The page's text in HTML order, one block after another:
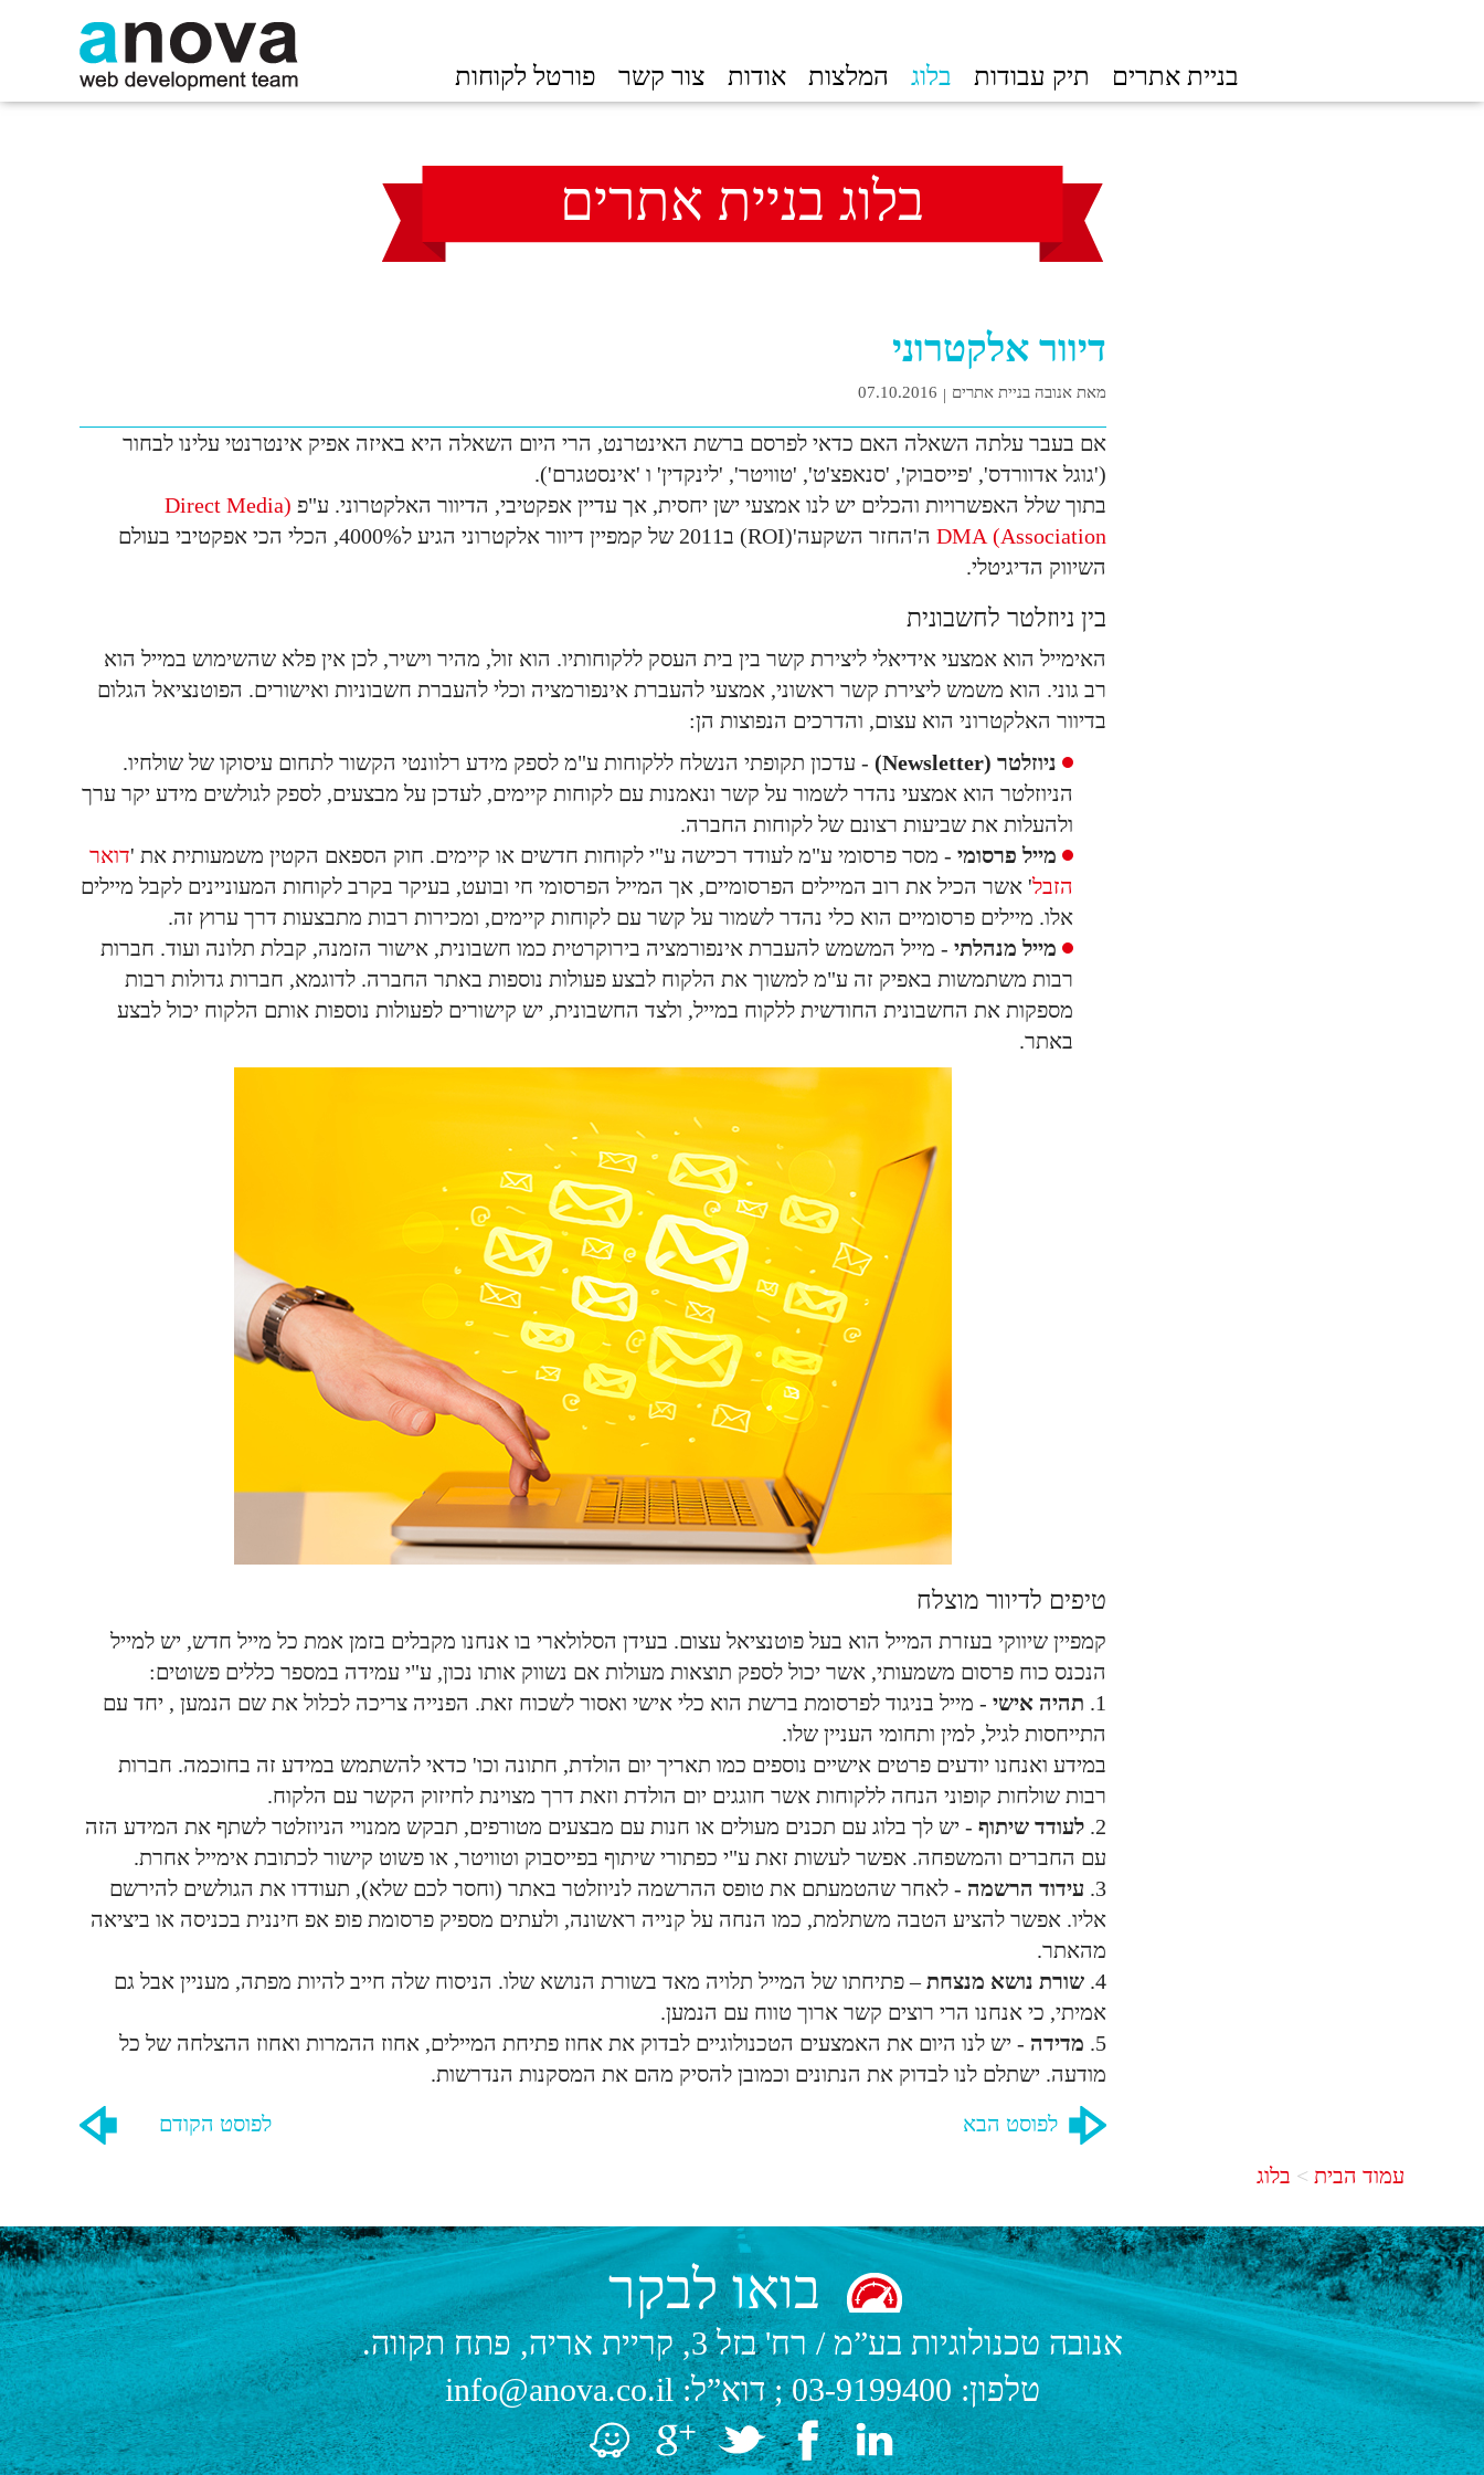
בניית אתרים תיק עבודות בלוג המלצות אודות צור קשר פורטל לקוחות
בלוג בניית אתרים
דיוור אלקטרוני
מאת אנובה בניית אתרים 07.10.2016
אם בעבר עלתה השאלה האם כדאי לפרסם ברשת האינטרנט, הרי היום השאלה היא באיזה אפיק אינטרנטי עלינו לבחור
('גוגל אדוורדס', 'פייסבוק', 'סנאפצ'ט', 'טוויטר', 'לינקדין' ו 'אינסטגרם').
בתוך שלל האפשרויות והכלים יש לנו אמצעי ישן יחסית, אך עדיין אפקטיבי, הדיוור האלקטרוני. ע"פ
(Direct Media
Association) DMA
ה'החזר השקעה'(ROI) ב2011 של קמפיין דיוור אלקטרוני הגיע ל4000%, הכלי הכי אפקטיבי בעולם
השיווק הדיגיטלי.
בין ניוזלטר לחשבונית
האימייל הוא אמצעי אידיאלי ליצירת קשר בין בית העסק ללקוחותיו. הוא זול, מהיר וישיר, לכן אין פלא שהשימוש במייל הוא
רב גוני. הוא משמש ליצירת קשר ראשוני, אמצעי להעברת אינפורמציה וכלי להעברת חשבוניות ואישורים. הפוטנציאל הגלום
בדיוור האלקטרוני הוא עצום, והדרכים הנפוצות הן:
ניוזלטר (Newsletter)
- עדכון תקופתי הנשלח ללקוחות ע"מ לספק מידע רלוונטי הקשור לתחום עיסוקו של שולחיו.
הניוזלטר הוא אמצעי נהדר לשמור על קשר ונאמנות עם לקוחות קיימים, לעדכן על מבצעים, לספק לגולשים מידע יקר ערך
ולהעלות את שביעות רצונם של לקוחות החברה.
מייל פרסומי - מסר פרסומי ע"מ לעודד רכישה ע"י לקוחות חדשים או קיימים. חוק הספאם הקטין משמעותית את 'דואר
הזבל' אשר הכיל את רוב המיילים הפרסומיים, אך המייל הפרסומי חי ובועט, בעיקר בקרב לקוחות המעוניינים לקבל מיילים
אלו. מיילים פרסומיים הוא כלי נהדר לשמור על קשר עם לקוחות קיימים, ומכירות רבות מתבצעות דרך ערוץ זה.
מייל מנהלתי - מייל המשמש להעברת אינפורמציה בירוקרטית כמו חשבונית, אישור הזמנה, קבלת תלונה ועוד. חברות
רבות משתמשות באפיק זה ע"מ למשוך את הלקוח לבצע פעולות נוספות באתר החברה. לדוגמא, חברות גדולות רבות
מספקות את החשבונית החודשית ללקוח במייל, ולצד החשבונית, יש קישורים לפעולות נוספות אותם הלקוח יכול לבצע
באתר.
טיפים לדיוור מוצלח
קמפיין שיווקי בעזרת המייל הוא בעל פוטנציאל עצום. בעידן הסלולארי בו אנחנו מקבלים בזמן אמת כל מייל חדש, יש למייל
הנכנס כוח פרסום משמעותי, אשר יכול לספק תוצאות מעולות אם נשווק אותו נכון, ע"י עמידה במספר כללים פשוטים:
1. תהיה אישי - מייל בניגוד לפרסומת ברשת הוא כלי אישי ואסור לשכוח זאת. הפנייה צריכה לכלול את שם הנמען , יחד עם
התייחסות לגיל, למין ותחומי העניין שלו.
במידע ואנחנו יודעים פרטים אישיים נוספים כמו תאריך יום הולדת, חתונה וכו' כדאי להשתמש במידע זה בחוכמה. חברות
רבות שולחות קופוני הנחה ללקוחות אשר חוגגים יום הולדת וזאת דרך מצוינת לחיזוק הקשר עם הלקוח.
2. לעודד שיתוף - יש לך בלוג עם תכנים מעולים או חנות עם מבצעים מטורפים, תבקש ממנויי הניוזלטר לשתף את המידע הזה
עם החברים והמשפחה. אפשר לעשות זאת ע"י כפתורי שיתוף בפייסבוק וטוויטר, או פשוט קישור לכתובת אימייל אחרת.
3. עידוד הרשמה - לאחר שהטמעתם את טופס ההרשמה לניוזלטר באתר (וחסר לכם שלא), תעודדו את הגולשים להירשם
אליו. אפשר להציע הטבה משתלמת, כמו הנחה על קנייה ראשונה, ולעתים מספיק פרסומת פופ אפ חיננית בכניסה או ביציאה
מהאתר.
4. שורת נושא מנצחת– פתיחתו של המייל תלויה מאד בשורת הנושא שלו. הניסוח שלה חייב להיות מפתה, מעניין אבל גם
אמיתי, כי אנחנו הרי רוצים קשר ארוך טווח עם הנמען.
5. מדידה - יש לנו היום את האמצעים הטכנולוגיים לבדוק את אחוז פתיחת המיילים, אחוז ההמרות ואחוז ההצלחה של כל
מודעה. ישתלם לנו לבדוק את הנתונים וכמובן להסיק מהם את המסקנות הנדרשות.
לפוסט הקודם לפוסט הבא
עמוד הבית בלוג
בואו לבקר
אנובה טכנולוגיות בע”מ/רח' בזל 3, קריית אריה, פתח תקווה.
טלפון:03-9199400; דוא”ל:info@anova.co.il